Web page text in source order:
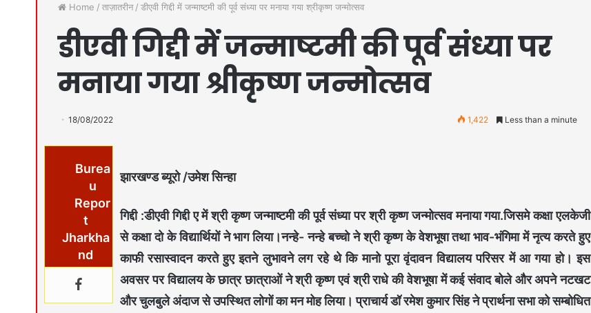
Home / ताज़ातरीन / डीएवी गिद्दी में जन्माष्टमी की पूर्व संध्या पर मनाया गया श्रीकृष्ण जन्मोत्सव
डीएवी गिद्दी में जन्माष्टमी की पूर्व संध्या पर
मनाया गया श्रीकृष्ण जन्मोत्सव
18/08/2022 1,422 Less than a minute
Burea
u
Repor
t
Jharkha
nd
झारखण्ड ब्यूरो /उमेश सिन्हा
गिद्दी :डीएवी गिद्दी ए में श्री कृष्ण जन्माष्टमी की पूर्व संध्या पर श्री कृष्ण जन्मोत्सव मनाया गया.जिसमे कक्षा एलकेजी
से कक्षा दो के विद्यार्थियों ने भाग लिया।नन्हे- नन्हे बच्चो ने श्री कृष्ण के वेशभूषा तथा भाव-भंगिमा में नृत्य करते हुए
काफी रसास्वादन करते हुए इतने लुभावने लग रहे थे कि मानो पूरा वृंदावन विद्यालय परिसर में आ गया हो। इस
अवसर पर विद्यालय के छात्र छात्राओं ने श्री कृष्ण एवं श्री राधे की वेशभूषा में कई संवाद बोले और अपने नटखट
और चुलबुले अंदाज से उपस्थित लोगों का मन मोह लिया। प्राचार्य डॉ रमेश कुमार सिंह ने प्रार्थना सभा को सम्बोधित